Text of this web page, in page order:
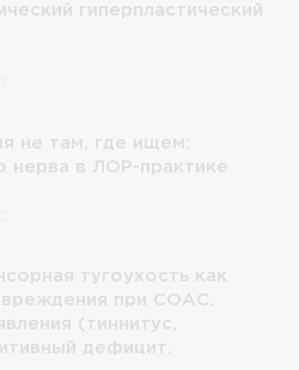
гиперпластический
не там, где ищем:
нерва в ЛОР-практике
тугоухость как
при СОАС.
(тиннитус,
дефицит.